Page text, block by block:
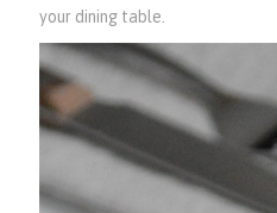
your dining table.